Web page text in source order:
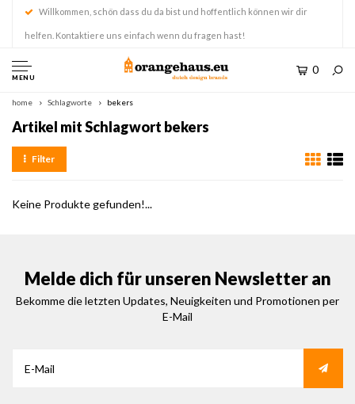
Willkommen, schön dass du da bist und hoffentlich können wir dir
helfen. Kontaktiere uns einfach wenn du fragen hast!
MENU
0
home Schlagworte bekers
Artikel mit Schlagwort bekers
Filter
Keine Produkte gefunden!...
Melde dich für unseren Newsletter an
Bekomme die letzten Updates, Neuigkeiten und Promotionen per
E-Mail